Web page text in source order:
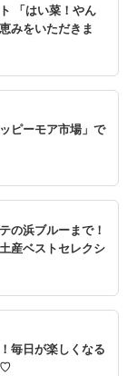
「はい菜！やん
みをいただきま
ピーモア市場」で
の浜ブルーまで！
産ベストセレクシ
毎日が楽しくなる
♡